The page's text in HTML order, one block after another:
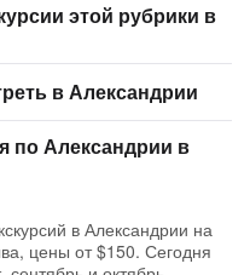
этой рубрики в
в Александрии
по Александрии в
в Александрии на
цены от $150. Сегодня